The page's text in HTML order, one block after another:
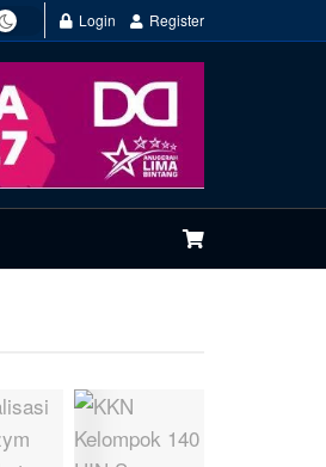
Login Register